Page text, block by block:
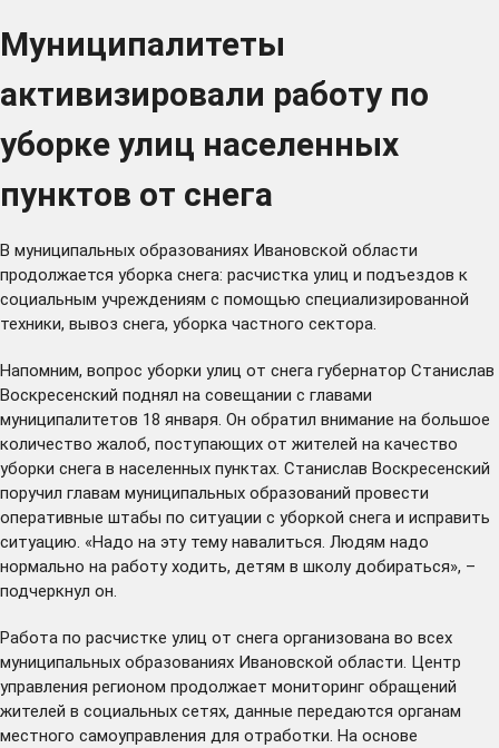
Муниципалитеты
активизировали работу по
уборке улиц населенных
пунктов от снега
В муниципальных образованиях Ивановской области
продолжается уборка снега: расчистка улиц и подъездов к
социальным учреждениям с помощью специализированной
техники, вывоз снега, уборка частного сектора.
Напомним, вопрос уборки улиц от снега губернатор Станислав
Воскресенский поднял на совещании с главами
муниципалитетов 18 января. Он обратил внимание на большое
количество жалоб, поступающих от жителей на качество
уборки снега в населенных пунктах. Станислав Воскресенский
поручил главам муниципальных образований провести
оперативные штабы по ситуации с уборкой снега и исправить
ситуацию. «Надо на эту тему навалиться. Людям надо
нормально на работу ходить, детям в школу добираться», –
подчеркнул он.
Работа по расчистке улиц от снега организована во всех
муниципальных образованиях Ивановской области. Центр
управления регионом продолжает мониторинг обращений
жителей в социальных сетях, данные передаются органам
местного самоуправления для отработки. На основе